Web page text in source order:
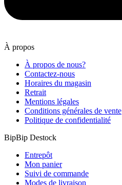
À propos
À propos de nous?
Contactez-nous
Horaires du magasin
Retrait
Mentions légales
Conditions générales de vente
Politique de confidentialité
BipBip Destock
Entrepôt
Mon panier
Suivi de commande
Modes de livraison